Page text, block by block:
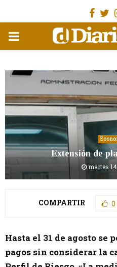
MENÚ
Extensión de
martes
COMPARTIR 0
Hasta el 31 de agosto se
pagos sin considerar la